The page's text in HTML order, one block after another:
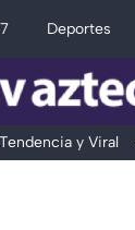
Deportes
Tendencia y Viral